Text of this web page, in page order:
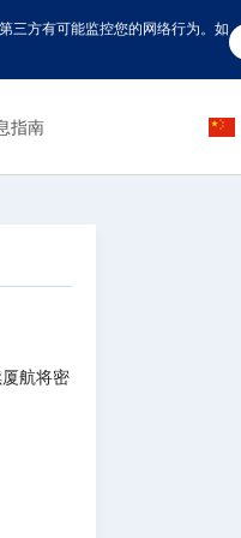
三方有可能监控您的网络行为。如
指南
航将密